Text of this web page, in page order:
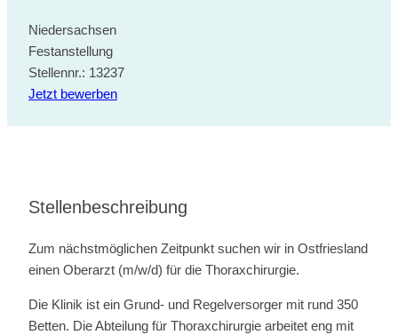
Niedersachsen
Festanstellung
Stellennr.: 13237
Jetzt bewerben
Stellenbeschreibung
Zum nächstmöglichen Zeitpunkt suchen wir in Ostfriesland
einen Oberarzt (m/w/d) für die Thoraxchirurgie.
Die Klinik ist ein Grund- und Regelversorger mit rund 350
Betten. Die Abteilung für Thoraxchirurgie arbeitet eng mit